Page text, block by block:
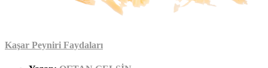
Kaşar Peyniri Faydaları